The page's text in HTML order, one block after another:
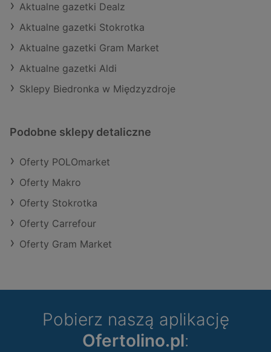
Aktualne gazetki Dealz
Aktualne gazetki Stokrotka
Aktualne gazetki Gram Market
Aktualne gazetki Aldi
Sklepy Biedronka w Międzyzdroje
Podobne sklepy detaliczne
Oferty POLOmarket
Oferty Makro
Oferty Stokrotka
Oferty Carrefour
Oferty Gram Market
Pobierz naszą aplikację
Ofertolino.pl: